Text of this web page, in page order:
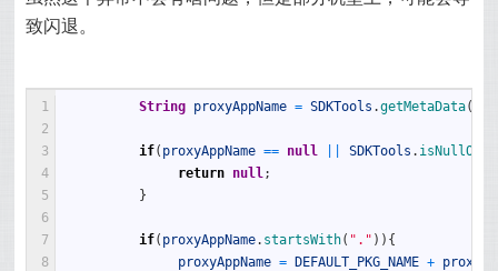
致闪退。
1
2
3
4
5
6
7
8
String proxyAppName = SDKTools .getMetaData(
if( proxyAppName == null SDKTools .
return null;
}
if( proxyAppName. startsWith( "." ) ) {
proxyAppName = DEFAULT_PKG_NAME +